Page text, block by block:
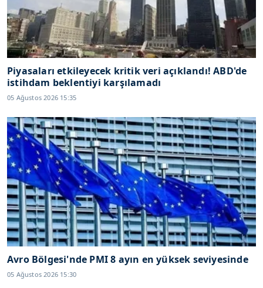
Piyasaları etkileyecek kritik veri açıklandı! ABD'de
istihdam beklentiyi karşılamadı
05 Ağustos 2026 15:35
Avro Bölgesi'nde PMI 8 ayın en yüksek seviyesinde
05 Ağustos 2026 15:30